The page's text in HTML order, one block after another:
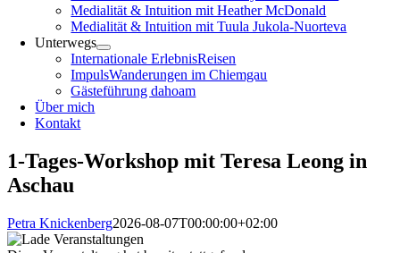
Medialität & Intuition mit Heather McDonald
Medialität & Intuition mit Tuula Jukola-Nuorteva
Unterwegs
Internationale ErlebnisReisen
ImpulsWanderungen im Chiemgau
Gästeführung dahoam
Über mich
Kontakt
1-Tages-Workshop mit Teresa Leong in
Aschau
Petra Knickenberg2026-08-07T00:00:00+02:00